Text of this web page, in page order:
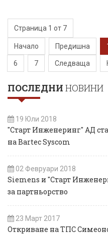
Страница 1 от 7
Начало Предишна
6 7 Следваща
ПОСЛЕДНИ НОВИНИ
19 Юли 2018
"Старт Инженеринг" АД
на Bartec Syscom
02 Февруари 2018
Siemens и "Старт
за партньорство
23 Март 2017
Откриване на ТПС